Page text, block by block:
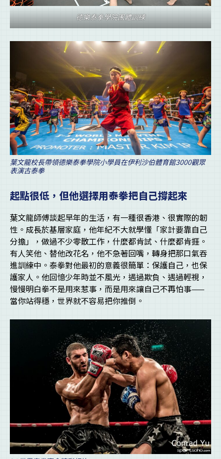
德樂泰拳學院團體訓練
葉文龍校長帶領德樂泰拳學院小學員在伊利沙伯體育館3000觀眾
表演古泰拳
起點很低，但他選擇用泰拳把自己撐起來
葉文龍師傅談起早年的生活，有一種很香港、很實際的韌
性。成長於基層家庭，他年紀不大就學懂「家計要靠自己
分擔」，做過不少零散工作，什麼都肯試、什麼都肯捱。
有人笑他、替他改花名，他不急著回嘴，轉身把那口氣吞
進訓練中。泰拳對他最初的意義很簡單：保護自己，也保
護家人。他回憶少年時並不風光，遇過欺負、遇過輕視，
慢慢明白拳不是用來惹事，而是用來讓自己不再怕事——
當你站得穩，世界就不容易把你推倒。